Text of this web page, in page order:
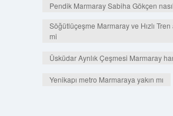
Pendik Marmaray Sabiha Gökçen
Söğütlüçeşme Marmaray ve Hızlı Tren
mi
Üsküdar Ayrılık Çeşmesi Marmaray
Yenikapı metro Marmaraya yakın mı